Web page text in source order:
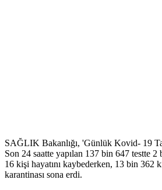
SAĞLIK Bakanlığı, 'Günlük Kovid- 19
Son 24 saatte yapılan 137 bin 647 testte
16 kişi hayatını kaybederken, 13 bin 362
karantinası sona erdi.